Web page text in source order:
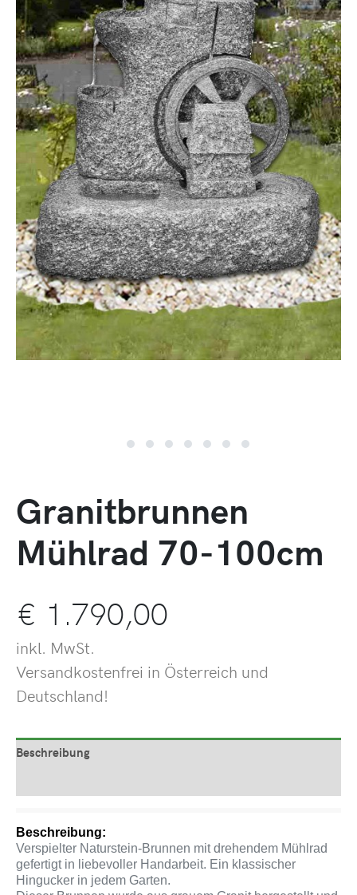
Granitbrunnen
Mühlrad 70-100cm
€ 1.790,00
inkl. MwSt.
Versandkostenfrei in Österreich und
Deutschland!
Beschreibung
Beschreibung:
Verspielter Naturstein-Brunnen mit drehendem Mühlrad
gefertigt in liebevoller Handarbeit. Ein klassischer
Hingucker in jedem Garten.